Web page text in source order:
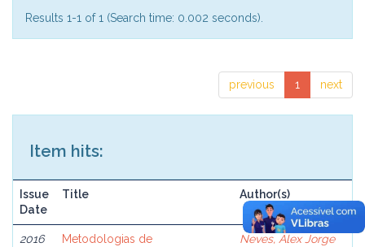
Results 1-1 of 1 (Search time: 0.002 seconds).
previous 1 next
Item hits:
Issue
Date
Title Author(s)
2016
Metodologias de
Neves, Alex Jorge